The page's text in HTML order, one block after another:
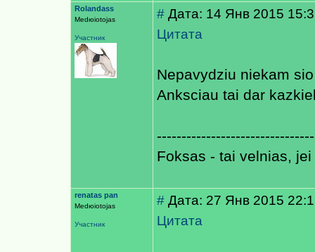
Rolandass
Medюiotojas
Участник
# Дата: 14 Янв 2015
Цитата
Nepavydziu niekam
Anksciau tai dar
Foksas - tai velnias,
renatas pan
Medюiotojas
Участник
# Дата: 27 Янв 2015
Цитата